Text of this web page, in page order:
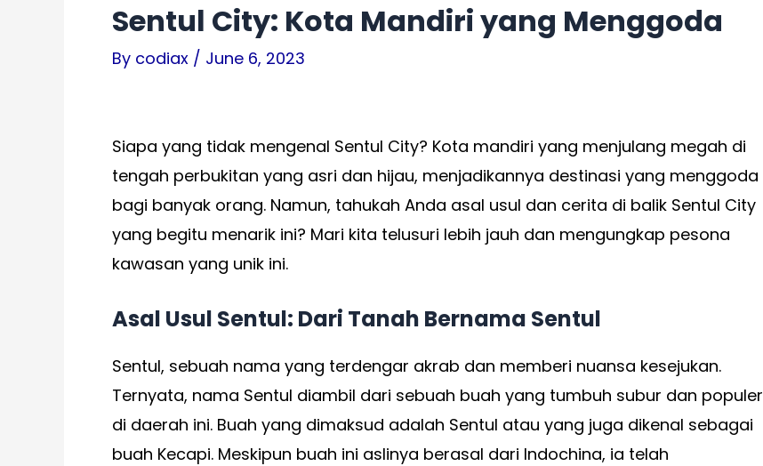
Sentul City: Kota Mandiri yang Menggoda
By codiax / June 6, 2023
Siapa yang tidak mengenal Sentul City? Kota mandiri yang menjulang megah di
tengah perbukitan yang asri dan hijau, menjadikannya destinasi yang menggoda
bagi banyak orang. Namun, tahukah Anda asal usul dan cerita di balik Sentul City
yang begitu menarik ini? Mari kita telusuri lebih jauh dan mengungkap pesona
kawasan yang unik ini.
Asal Usul Sentul: Dari Tanah Bernama Sentul
Sentul, sebuah nama yang terdengar akrab dan memberi nuansa kesejukan.
Ternyata, nama Sentul diambil dari sebuah buah yang tumbuh subur dan populer
di daerah ini. Buah yang dimaksud adalah Sentul atau yang juga dikenal sebagai
buah Kecapi. Meskipun buah ini aslinya berasal dari Indochina, ia telah